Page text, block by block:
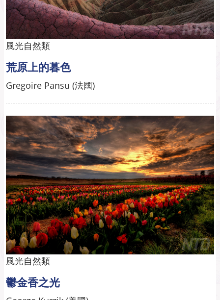
風光自然類
荒原上的暮色
Gregoire Pansu (法國)
風光自然類
鬱金香之光